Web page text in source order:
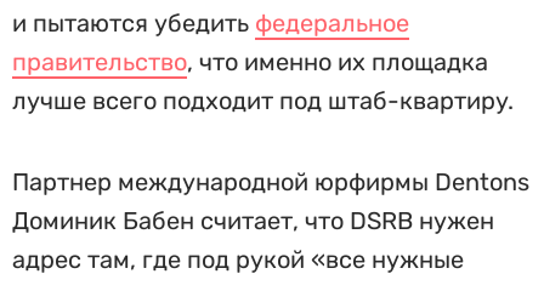
и пытаются убедить федеральное
правительство, что именно их площадка
лучше всего подходит под штаб-квартиру.
Партнер международной юрфирмы Dentons
Доминик Бабен считает, что DSRB нужен
адрес там, где под рукой «все нужные